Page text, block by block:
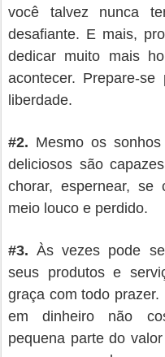
você talvez nunca
desafiante. E mais,
dedicar muito mais
acontecer. Prepare-
liberdade.
#2. Mesmo os
deliciosos são
chorar, espernear, se
meio louco e perdido.
#3. Às vezes pode
seus produtos e
graça com todo
em dinheiro não
pequena parte do